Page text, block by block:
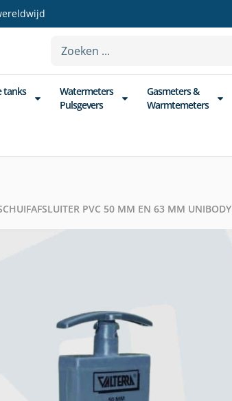
tanks
Watermeters
Pulsgevers
Gasmeters &
Warmtemeters
PVC 50 MM EN 63 MM UNIBODY